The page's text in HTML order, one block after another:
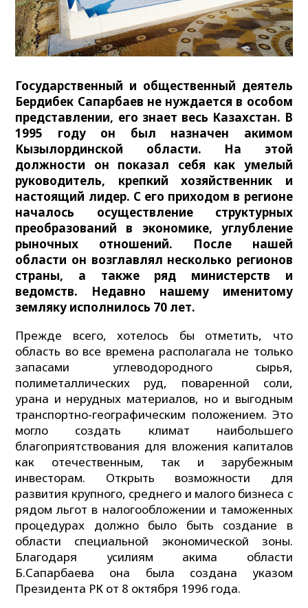
Государственный и общественный деятель
Бердибек Сапарбаев не нуждается в особом
представлении, его знает весь Казахстан. В
1995 году он был назначен акимом
Кызылординской области. На этой
должности он показал себя как умелый
руководитель, крепкий хозяйственник и
настоящий лидер. С его приходом в регионе
началось осуществление структурных
преобразований в экономике, углубление
рыночных отношений. После нашей
области он возглавлял несколько регионов
страны, а также ряд министерств и
ведомств. Недавно нашему именитому
земляку исполнилось 70 лет.
Прежде всего, хотелось бы отметить, что
область во все времена располагала не только
запасами углеводородного сырья,
полиметаллических руд, поваренной соли,
урана и нерудных материалов, но и выгодным
транспортно-географическим положением. Это
могло создать климат наибольшего
благоприятствования для вложения капиталов
как отечественным, так и зарубежным
инвесторам. Открыть возможности для
развития крупного, среднего и малого бизнеса с
рядом льгот в налогообложении и таможенных
процедурах должно было быть создание в
области специальной экономической зоны.
Благодаря усилиям акима области
Б.Сапарбаева она была создана указом
Президента РК от 8 октября 1996 года.